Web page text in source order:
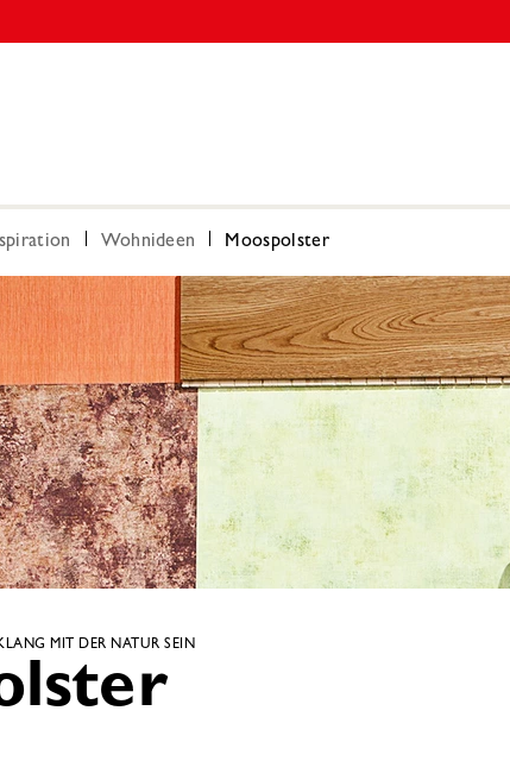
Wohnideen Moospolster
MIT DER NATUR SEIN